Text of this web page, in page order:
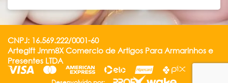
CNPJ: 16.569.222/0001-60
Artegift Jmm8X Comercio de Artigos Para Armarinhos e
Presentes LTDA